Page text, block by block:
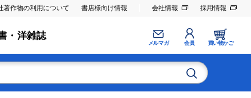
著作物の利用について 書店様向け情報 会社情報 採用情報
・洋雑誌
メルマガ 会員 買い物かご